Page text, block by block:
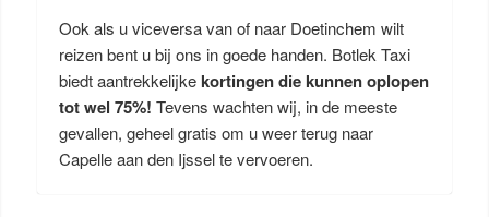
Ook als u viceversa van of naar Doetinchem wilt
reizen bent u bij ons in goede handen. Botlek Taxi
biedt aantrekkelijkekortingen die kunnen oplopen
tot wel 75%! Tevens wachten wij, in de meeste
gevallen, geheel gratis om u weer terug naar
Capelle aan den Ijssel te vervoeren.